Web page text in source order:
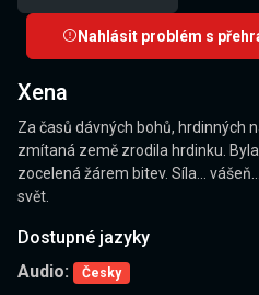
Nahlásit problém s
Xena
Za časů dávných bohů, hrdinných
zmítaná země zrodila hrdinku.
zocelená žárem bitev. Síla...
svět.
Dostupné jazyky
Audio:
Česky